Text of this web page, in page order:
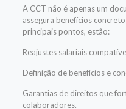
A CCT não é apenas um
assegura benefícios
principais pontos, estão:
Reajustes salariais
Definição de benefícios e
Garantias de direitos que
colaboradores.